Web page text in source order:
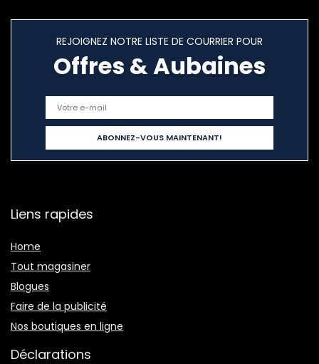
REJOIGNEZ NOTRE LISTE DE COURRIER POUR
Offres & Aubaines
Liens rapides
Home
Tout magasiner
Blogues
Faire de la publicité
Nos boutiques en ligne
Déclarations